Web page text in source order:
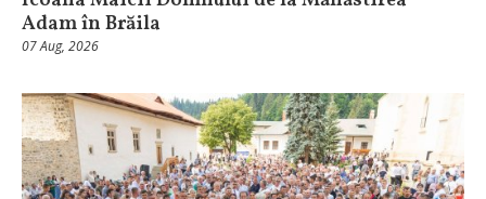
Adam în Brăila
07 Aug, 2026